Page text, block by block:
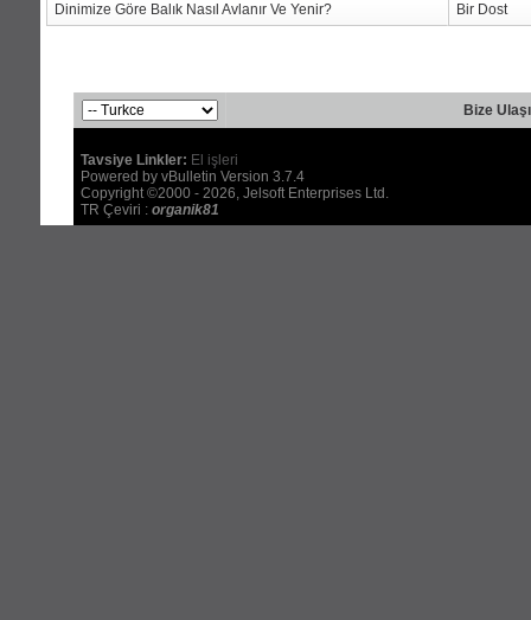
Dinimize Göre Balık Nasıl Avlanır Ve Yenir?
Bir Dost
Bize
Tavsiye Linkler: El işleri
Powered by vBulletin Version 3.7.4
Copyright ©2000 - 2026, Jelsoft Enterprises Ltd.
TR Çeviri : organik81